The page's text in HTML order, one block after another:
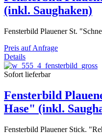
(inkl. Saughaken)
Fensterbild Plauener St.
Preis auf Anfrage
Details
Sofort lieferbar
Fensterbild
Hase" (inkl.
Fensterbild Plauener Stick.